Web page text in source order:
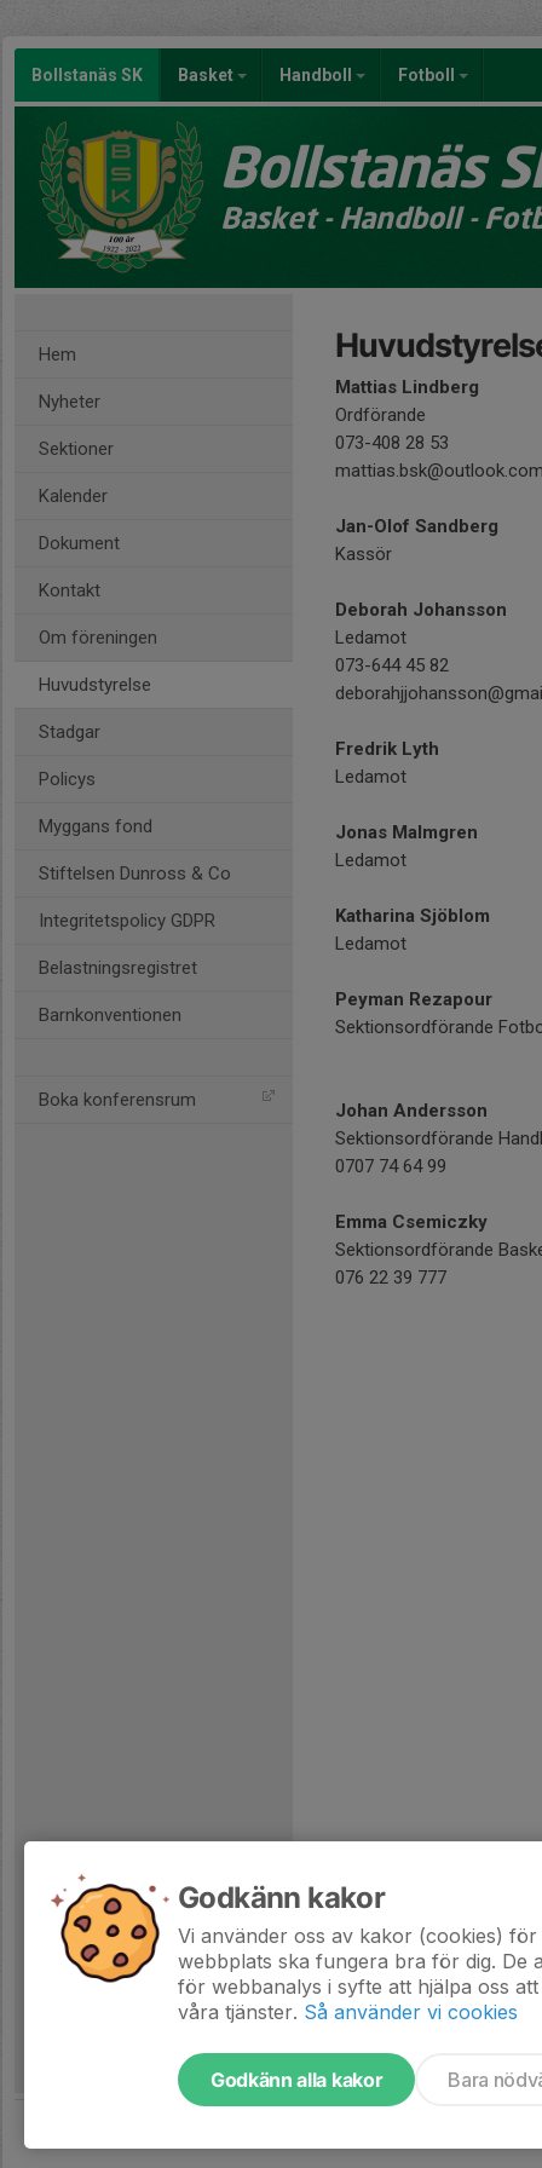
Bollstanäs SK Basket Handboll Fotboll
Bollstanäs
Basket - Handboll -
Hem
Nyheter
Sektioner
Kalender
Dokument
Kontakt
Om föreningen
Huvudstyrelse
Stadgar
Policys
Myggans fond
Stiftelsen Dunross & Co
Integritetspolicy GDPR
Belastningsregistret
Barnkonventionen
Boka konferensrum
Mattias Lindberg
Ordförande
073-408 28 53
mattias.bsk@outlook.com
Jan-Olof Sandberg
Kassör
Deborah Johansson
Ledamot
073-644 45 82
Fredrik Lyth
Ledamot
Jonas Malmgren
Ledamot
Katharina Sjöblom
Ledamot
Peyman Rezapour
Sektionsordförande
Johan Andersson
Sektionsordförande
0707 74 64 99
Emma Csemiczky
Sektionsordförande
076 22 39 777
Godkänn kakor
Vi använder oss av kakor (cookies)
webbplats ska fungera bra för dig. De
för webbanalys i syfte att hjälpa oss
våra tjänster. Så använder vi cookies
Godkänn alla kakor Bara